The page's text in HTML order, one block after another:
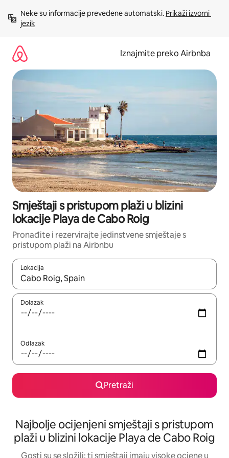
sadržaj
Neke su informacije prevedene automatski. Prikaži izvorni
jezik
Iznajmite preko Airbnba
Smještaji s pristupom plaži u blizini
lokacije Playa de Cabo Roig
Pronađite i rezervirajte jedinstvene smještaje s
pristupom plaži na Airbnbu
Lokacija
Kada budu dostupni rezultati, moći ćete ih pregledati
Dolazak
Odlazak
Pretraži
Najbolje ocijenjeni smještaji s pristupom
plaži u blizini lokacije Playa de Cabo Roig
Gosti su se složili: ti smještaji imaju visoke ocjene u